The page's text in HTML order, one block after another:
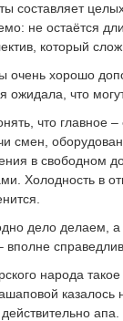
составляет
не остаётся
который
очень хорошо
ожидала, что
что главное
смен,
в свободном
Холодность в
дело делаем, а
народа